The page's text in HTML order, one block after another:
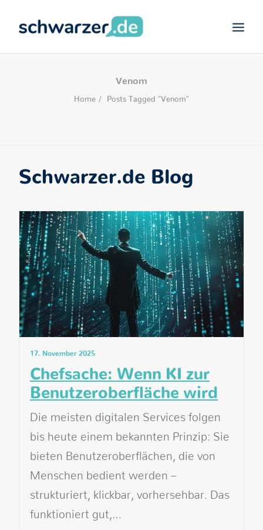
VIDEO-MARKETING
Venom
Home Posts Tagged "Venom"
Schwarzer.de Blog
17. November 2025
Chefsache: Wenn KI zur
Benutzeroberfläche wird
Die meisten digitalen Services folgen
bis heute einem bekannten Prinzip: Sie
bieten Benutzeroberflächen, die von
Menschen bedient werden –
strukturiert, klickbar, vorhersehbar. Das
funktioniert gut,…